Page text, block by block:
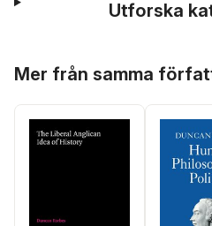
Utforska
Mer från samma